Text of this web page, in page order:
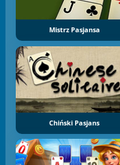
Mistrz Pasjansa
Chiński Pasjans